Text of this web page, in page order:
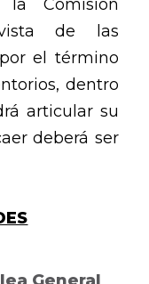
Comisión
de las
el término
dentro
articular su
deberá ser